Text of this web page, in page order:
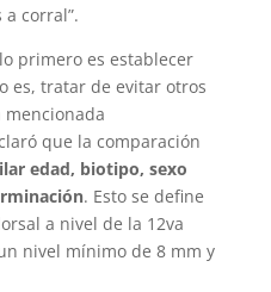
corral”.
primero es establecer
es, tratar de evitar otros
que la comparación
edad, biotipo, sexo
. Esto se define
a nivel de la 12va
nivel mínimo de 8 mm y